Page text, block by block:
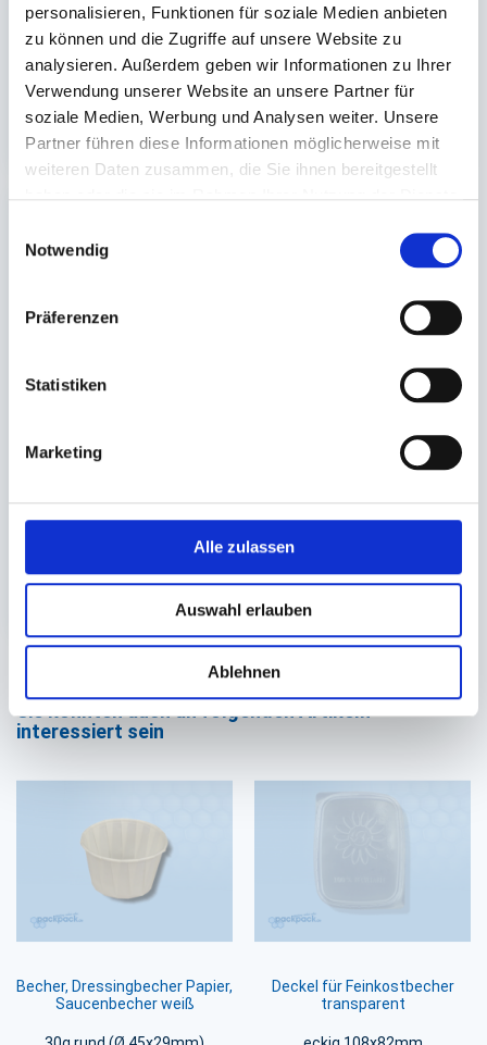
personalisieren, Funktionen für soziale Medien anbieten
zu können und die Zugriffe auf unsere Website zu
analysieren. Außerdem geben wir Informationen zu Ihrer
Verwendung unserer Website an unsere Partner für
soziale Medien, Werbung und Analysen weiter. Unsere
Partner führen diese Informationen möglicherweise mit
weiteren Daten zusammen, die Sie ihnen bereitgestellt
Notwendig
Präferenzen
Statistiken
Marketing
Alle zulassen
Auswahl erlauben
Ablehnen
Auf Lager. Sofort
300 St.
24,82 € In den Warenkorb
Auf Lager. Sofort
300 St.
22,00 € In den
transparent (#RE 180)
180x133x66mm 1000ml
33,18 € In den Warenkorb
Sie könnten auch an folgenden Artikeln
interessiert sein
Becher, Dressingbecher Papier,
Saucenbecher weiß
Deckel für Feinkostbecher
transparent